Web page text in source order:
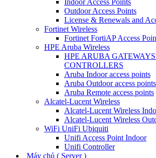
Outdoor Access Points
License & Renewals and
Fortinet Wireless
Fortinet FortiAP Access
HPE Aruba Wireless
HPE ARUBA
CONTROLLERS
Aruba Indoor access points
Aruba Outdoor access points
Aruba Remote access points
Alcatel-Lucent Wireless
Alcatel-Lucent Wireless
Alcatel-Lucent Wireless
WiFi UniFi Ubiquiti
Unifi Access Point Indoor
Unifi Controller
Máy chủ ( Server )